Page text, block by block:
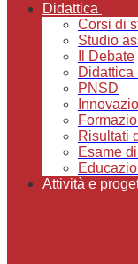
Didattica
Corsi di
Studio
Il Debate
Didattica
PNSD
Risultati
Esame
Attività e